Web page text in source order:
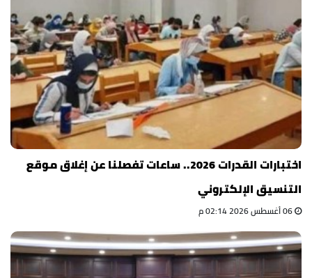
اختبارات القدرات 2026.. ساعات تفصلنا عن إغلاق موقع
التنسيق الإلكتروني